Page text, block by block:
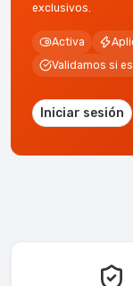
exclusivos.
Activa
Validamos si
Iniciar sesión